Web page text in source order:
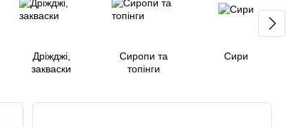
Дріжджі,
закваски
Сиропи та
топінги
Сири